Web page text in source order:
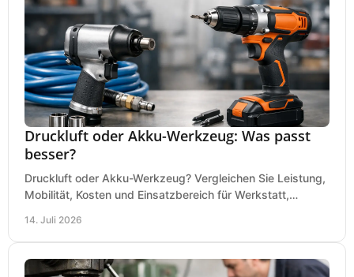
Druckluft oder Akku-Werkzeug: Was passt
besser?
Druckluft oder Akku-Werkzeug? Vergleichen Sie Leistung,
Mobilität, Kosten und Einsatzbereich für Werkstatt,
14. Juli 2026